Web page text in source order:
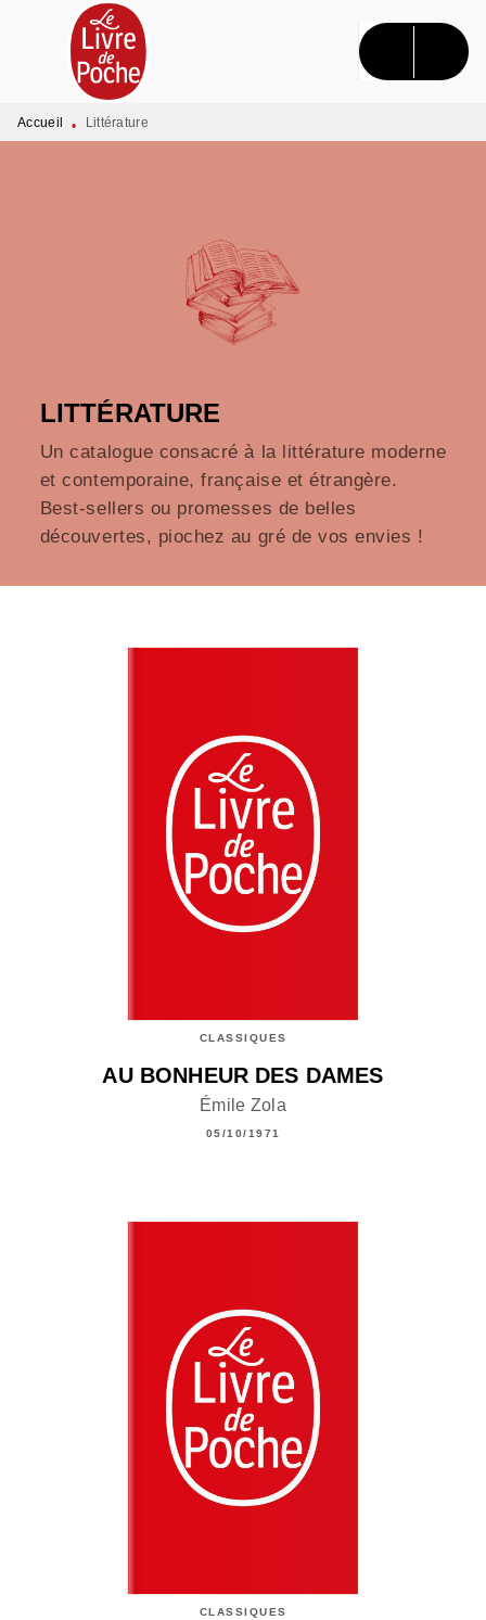
MENU RECHERCHE CONTENU
PIED DE PAGE
Accueil • Littérature
LITTÉRATURE
Un catalogue consacré à la littérature moderne
et contemporaine, française et étrangère.
Best-sellers ou promesses de belles
découvertes, piochez au gré de vos envies !
CLASSIQUES
AU BONHEUR DES DAMES
Émile Zola
05/10/1971
CLASSIQUES